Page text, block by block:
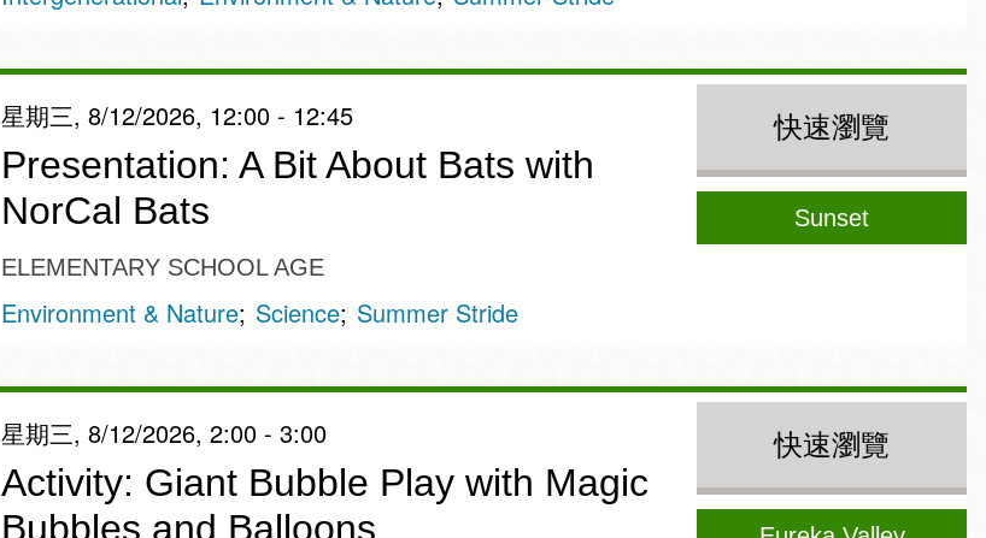
動外展服務
星期三, 8/12/2026, 12:00 - 12:45
Presentation: A Bit About Bats with
NorCal Bats
ELEMENTARY SCHOOL AGE
Environment & Nature Science Summer Stride
快速瀏覽
Sunset
星期三, 8/12/2026, 2:00 - 3:00
Activity: Giant Bubble Play with Magic
Bubbles and Balloons
快速瀏覽